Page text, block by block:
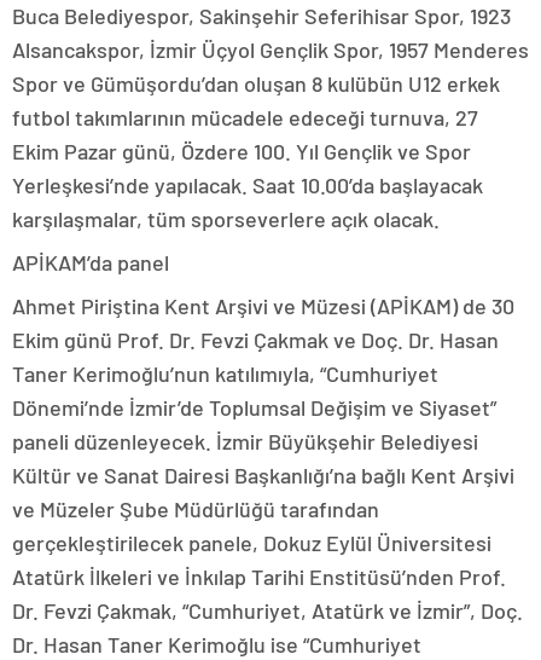
Buca Belediyespor, Sakinşehir Seferihisar Spor, 1923
Alsancakspor, İzmir Üçyol Gençlik Spor, 1957 Menderes
Spor ve Gümüşordu’dan oluşan 8 kulübün U12 erkek
futbol takımlarının mücadele edeceği turnuva, 27
Ekim Pazar günü, Özdere 100. Yıl Gençlik ve Spor
Yerleşkesi’nde yapılacak. Saat 10.00’da başlayacak
karşılaşmalar, tüm sporseverlere açık olacak.
APİKAM’da panel
Ahmet Piriştina Kent Arşivi ve Müzesi (APİKAM) de 30
Ekim günü Prof. Dr. Fevzi Çakmak ve Doç. Dr. Hasan
Taner Kerimoğlu’nun katılımıyla, “Cumhuriyet
Dönemi’nde İzmir’de Toplumsal Değişim ve Siyaset”
paneli düzenleyecek. İzmir Büyükşehir Belediyesi
Kültür ve Sanat Dairesi Başkanlığı’na bağlı Kent Arşivi
ve Müzeler Şube Müdürlüğü tarafından
gerçekleştirilecek panele, Dokuz Eylül Üniversitesi
Atatürk İlkeleri ve İnkılap Tarihi Enstitüsü’nden Prof.
Dr. Fevzi Çakmak, “Cumhuriyet, Atatürk ve İzmir”, Doç.
Dr. Hasan Taner Kerimoğlu ise “Cumhuriyet